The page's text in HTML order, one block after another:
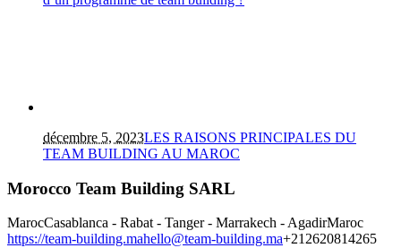
décembre 5, 2023LES RAISONS PRINCIPALES DU
TEAM BUILDING AU MAROC
Morocco Team Building SARL
MarocCasablanca - Rabat - Tanger - Marrakech - AgadirMaroc
https://team-building.mahello@team-building.ma+212620814265